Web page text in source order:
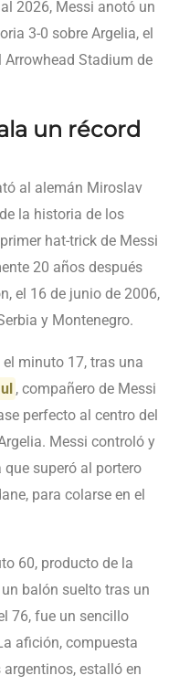
2026, Messi anotó un
3-0 sobre Argelia, el
Arrowhead Stadium de
un récord
al alemán Miroslav
la historia de los
hat-trick de Messi
20 años después
el 16 de junio de 2006,
y Montenegro.
minuto 17, tras una
, compañero de Messi
perfecto al centro del
Messi controló y
superó al portero
para colarse en el
60, producto de la
balón suelto tras un
76, fue un sencillo
afición, compuesta
estalló en